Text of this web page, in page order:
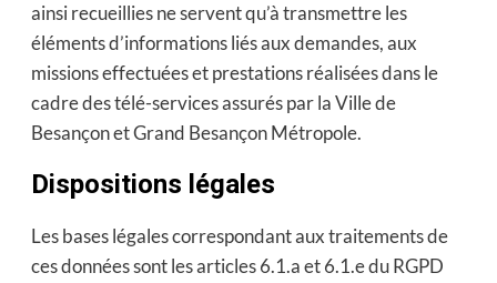
ainsi recueillies ne servent qu’à transmettre les
éléments d’informations liés aux demandes, aux
missions effectuées et prestations réalisées dans le
cadre des télé-services assurés par la Ville de
Besançon et Grand Besançon Métropole.
Dispositions légales
Les bases légales correspondant aux traitements de
ces données sont les articles 6.1.a et 6.1.e du RGPD